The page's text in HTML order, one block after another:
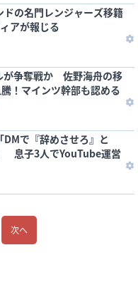
の名門レンジャーズ移籍
アが報じる
が争奪戦か 佐野海舟の移
！マインツ幹部も認める
で『辞めさせろ』と
息子3人でYouTube運営
次へ